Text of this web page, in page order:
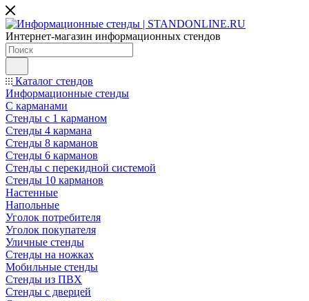
Интернет-магазин информационных стендов
Каталог стендов
Информационные стенды
С карманами
Стенды с 1 карманом
Стенды 4 кармана
Стенды 8 карманов
Стенды 6 карманов
Стенды с перекидной системой
Стенды 10 карманов
Настенные
Напольные
Уголок потребителя
Уголок покупателя
Уличные стенды
Стенды на ножках
Мобильные стенды
Стенды из ПВХ
Стенды с дверцей